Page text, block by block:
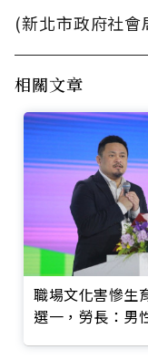
(新北市政府社會
相關文章
職場文化害慘生
選一，勞長：男